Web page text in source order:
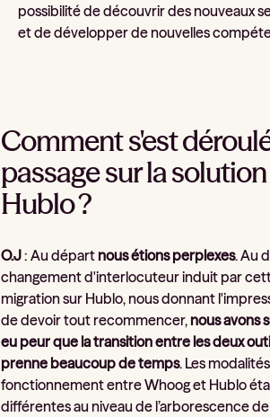
possibilité de découvrir des nouveaux
et de développer de nouvelles
Comment s'est
passage sur la solution
Hublo ?
O.J: Au départ nous étions perplexes. Au
changement d'interlocuteur induit par
migration sur Hublo, nous donnant
de devoir tout recommencer, nous avons
eu peur que la transition entre les deux
prenne beaucoup de temps. Les
fonctionnement entre Whoog et Hublo
différentes au niveau de l’arborescence de